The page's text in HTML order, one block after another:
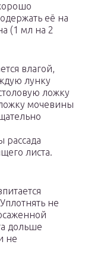
её на
(1 мл на 2
влагой,
лунку
ложку
мочевины
рассада
листа.
не
дольше
не